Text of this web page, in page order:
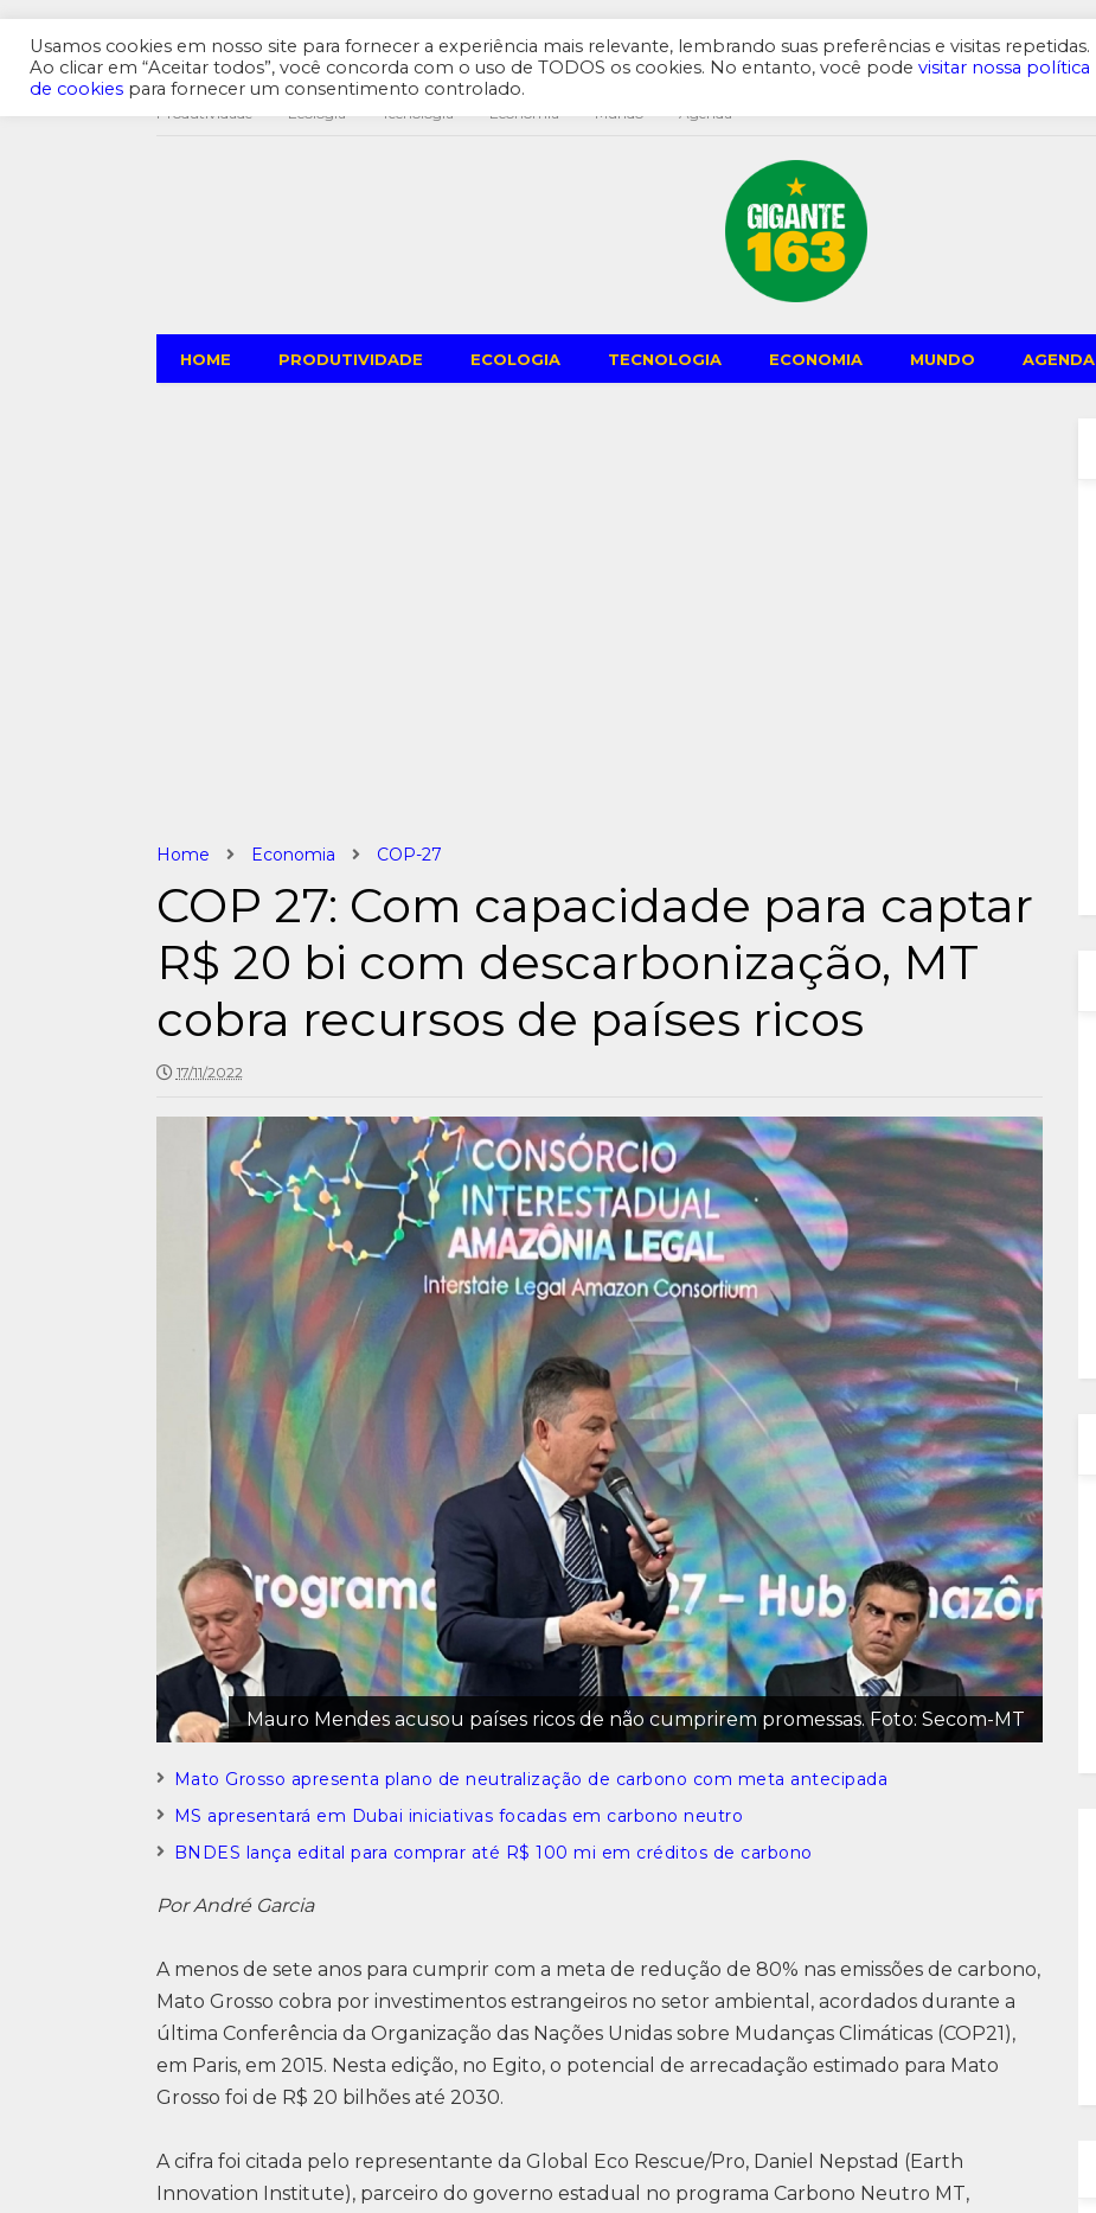
Produtividade Ecologia Tecnologia Economia Mundo Agenda
HOME PRODUTIVIDADE ECOLOGIA TECNOLOGIA ECONOMIA MUNDO AGENDA
Home Economia COP-27
COP 27: Com capacidade para captar
R$ 20 bi com descarbonização, MT
cobra recursos de países ricos
17/11/2022
Mauro Mendes acusou países ricos de não cumprirem promessas. Foto: Secom-MT
Mato Grosso apresenta plano de neutralização de carbono com meta antecipada
MS apresentará em Dubai iniciativas focadas em carbono neutro
BNDES lança edital para comprar até R$ 100 mi em créditos de carbono
Por André Garcia
A menos de sete anos para cumprir com a meta de redução de 80% nas emissões de carbono,
Mato Grosso cobra por investimentos estrangeiros no setor ambiental, acordados durante a
última Conferência da Organização das Nações Unidas sobre Mudanças Climáticas (COP21),
em Paris, em 2015. Nesta edição, no Egito, o potencial de arrecadação estimado para Mato
Grosso foi de R$ 20 bilhões até 2030.
A cifra foi citada pelo representante da Global Eco Rescue/Pro, Daniel Nepstad (Earth
Innovation Institute), parceiro do governo estadual no programa Carbono Neutro MT,
Usamos cookies em nosso site para fornecer a experiência mais relevante, lembrando suas preferências e visitas repetidas.
Ao clicar em “Aceitar todos”, você concorda com o uso de TODOS os cookies. No entanto, você pode visitar nossa política
de cookies para fornecer um consentimento controlado.